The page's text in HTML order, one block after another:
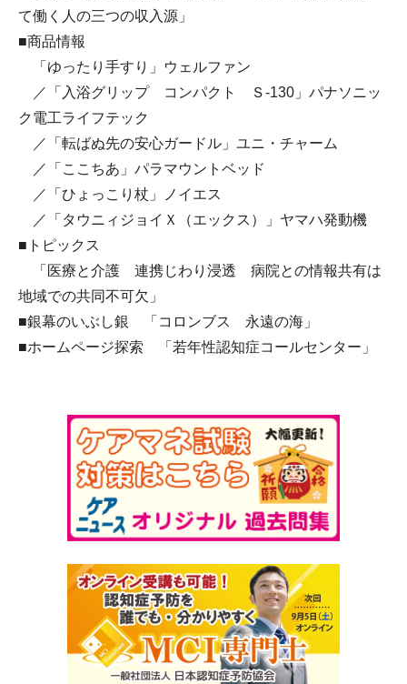
て働く人の三つの収入源」
■商品情報
「ゆったり手すり」ウェルファン
／「入浴グリップ コンパクト Ｓ-130」パナソニッ
ク電工ライフテック
／「転ばぬ先の安心ガードル」ユニ・チャーム
／「ここちあ」パラマウントベッド
／「ひょっこり杖」ノイエス
／「タウニィジョイＸ（エックス）」ヤマハ発動機
■トピックス
「医療と介護 連携じわり浸透 病院との情報共有は
地域での共同不可欠」
■銀幕のいぶし銀 「コロンブス 永遠の海」
■ホームページ探索 「若年性認知症コールセンター」